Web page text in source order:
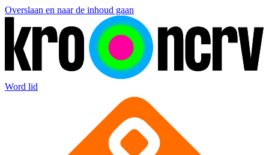
Overslaan en naar de inhoud gaan
Word lid